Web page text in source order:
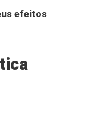
efeitos